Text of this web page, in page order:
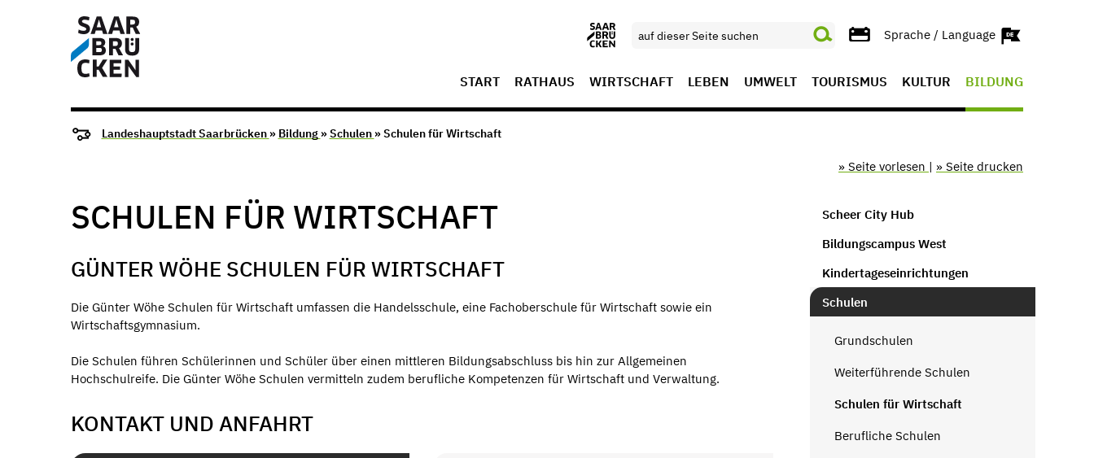
Sprache / Language
START RATHAUS WIRTSCHAFT LEBEN UMWELT TOURISMUS KULTUR BILDUNG
Landeshauptstadt Saarbrücken » Bildung »Schulen » Schulen für Wirtschaft
» Seite vorlesen | » Seite drucken
SCHULEN FÜR WIRTSCHAFT
GÜNTER WÖHE SCHULEN FÜR WIRTSCHAFT
Die Günter Wöhe Schulen für Wirtschaft umfassen die Handelsschule, eine Fachoberschule für Wirtschaft sowie ein
Wirtschaftsgymnasium.
Die Schulen führen Schülerinnen und Schüler über einen mittleren Bildungsabschluss bis hin zur Allgemeinen
Hochschulreife. Die Günter Wöhe Schulen vermitteln zudem berufliche Kompetenzen für Wirtschaft und Verwaltung.
KONTAKT UND ANFAHRT
Scheer City Hub
Bildungscampus West
Kindertageseinrichtungen
Schulen
Grundschulen
Weiterführende Schulen
Schulen für Wirtschaft
Berufliche Schulen